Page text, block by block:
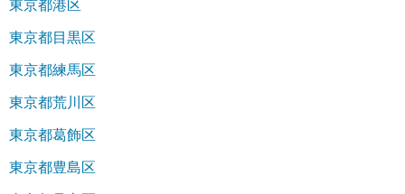
東京都港区
東京都目黒区
東京都練馬区
東京都荒川区
東京都葛飾区
東京都豊島区